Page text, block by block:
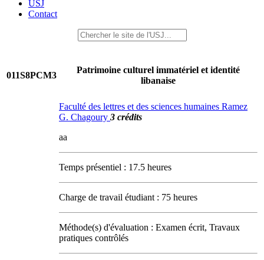
USJ
Contact
011S8PCM3
Patrimoine culturel immatériel et identité
libanaise
Faculté des lettres et des sciences humaines Ramez
G. Chagoury 3 crédits
aa
Temps présentiel : 17.5 heures
Charge de travail étudiant : 75 heures
Méthode(s) d'évaluation : Examen écrit, Travaux
pratiques contrôlés